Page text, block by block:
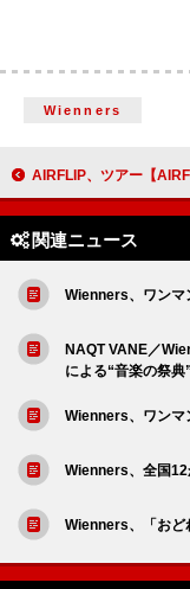
Wienners
AIRFLIP、ツアー【AIRFLIP TOUR 2025-2026】追
関連ニュース
Wienners、ワンマ
NAQT VANE／
による“音楽の祭
Wienners、ワンマ
Wienners、全国
Wienners、「おど